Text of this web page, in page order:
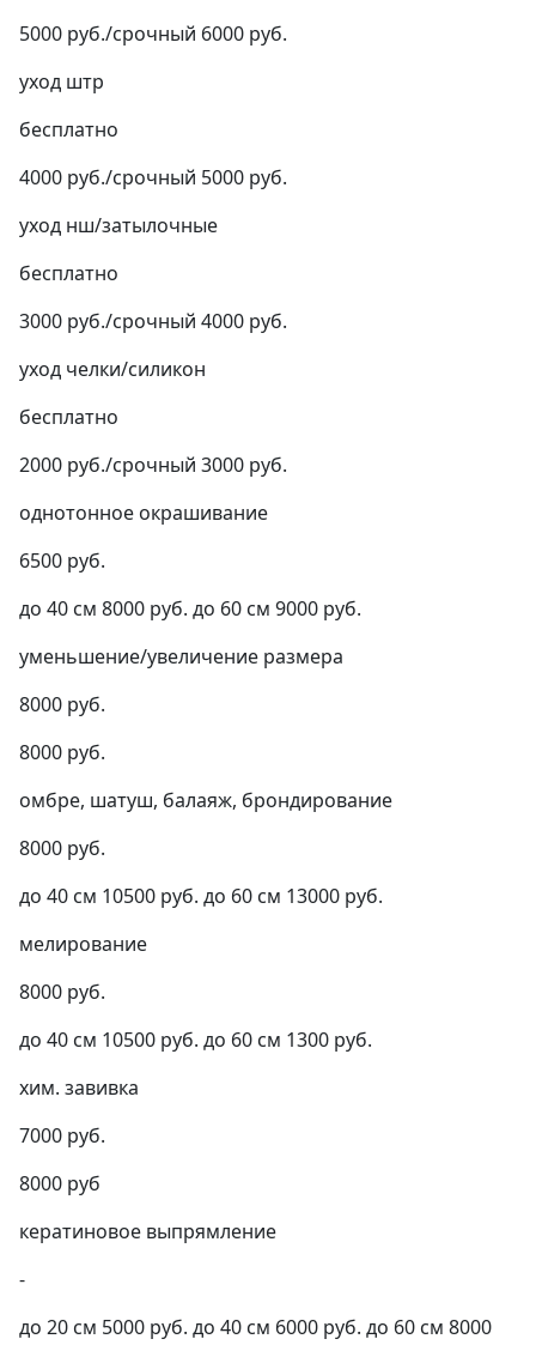
5000 руб./срочный 6000 руб.
уход штр
бесплатно
4000 руб./срочный 5000 руб.
уход нш/затылочные
бесплатно
3000 руб./срочный 4000 руб.
уход челки/силикон
бесплатно
2000 руб./срочный 3000 руб.
однотонное окрашивание
6500 руб.
до 40 см 8000 руб. до 60 см 9000 руб.
уменьшение/увеличение размера
8000 руб.
8000 руб.
омбре, шатуш, балаяж, брондирование
8000 руб.
до 40 см 10500 руб. до 60 см 13000 руб.
мелирование
8000 руб.
до 40 см 10500 руб. до 60 см 1300 руб.
хим. завивка
7000 руб.
8000 руб
кератиновое выпрямление
-
до 20 см 5000 руб. до 40 см 6000 руб. до 60 см 8000